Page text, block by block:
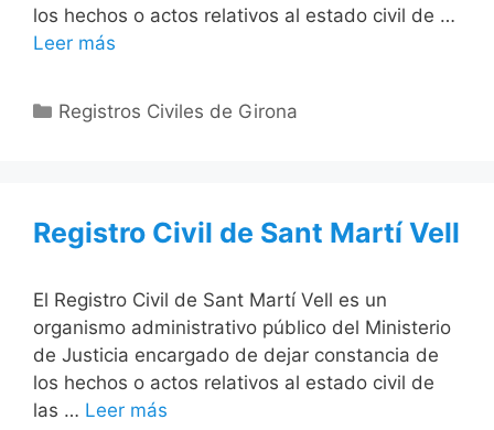
los hechos o actos relativos al estado civil de …
Leer más
Categorías
Registros Civiles de Girona
Registro Civil de Sant Martí Vell
El Registro Civil de Sant Martí Vell es un
organismo administrativo público del Ministerio
de Justicia encargado de dejar constancia de
los hechos o actos relativos al estado civil de
las … Leer más